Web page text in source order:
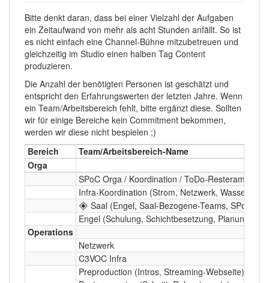
Bitte denkt daran, dass bei einer Vielzahl der Aufgaben
ein Zeitaufwand von mehr als acht Stunden anfällt. So ist
es nicht einfach eine Channel-Bühne mitzubetreuen und
gleichzeitig im Studio einen halben Tag Content
produzieren.
Die Anzahl der benötigten Personen ist geschätzt und
entspricht den Erfahrungswerten der letzten Jahre. Wenn
ein Team/Arbeitsbereich fehlt, bitte ergänzt diese. Sollten
wir für einige Bereiche kein Commitment bekommen,
werden wir diese nicht bespielen ;)
Bereich
Team/Arbeitsbereich-Name
Orga
SPoC Orga / Koordination / ToDo-Resterampe
Infra-Koordination (Strom, Netzwerk, Wasser) /
🞛 Saal (Engel, Saal-Bezogene-Teams, SPoC) →
Engel (Schulung, Schichtbesetzung, Planung, etc)
Operations
Netzwerk
C3VOC Infra
Preproduction (Intros, Streaming-Webseite) &